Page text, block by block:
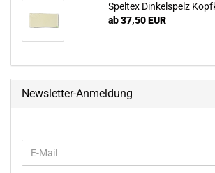
Speltex Dinkelspelz
ab 37,50 EUR
Newsletter-Anmeldung
ZUR
E-
Mail